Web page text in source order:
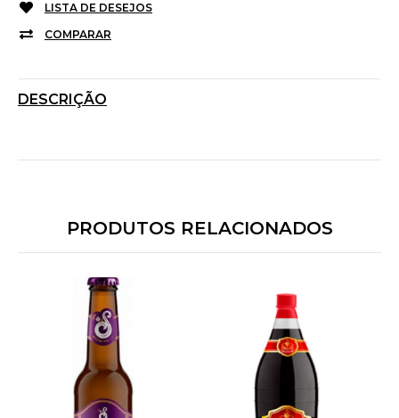
LISTA DE DESEJOS
COMPARAR
DESCRIÇÃO
PRODUTOS RELACIONADOS